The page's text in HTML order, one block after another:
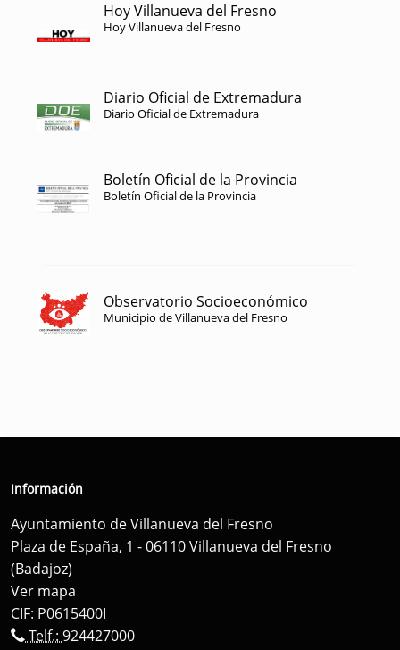
Hoy Villanueva del Fresno
Hoy Villanueva del Fresno
Diario Oficial de Extremadura
Diario Oficial de Extremadura
Boletín Oficial de la Provincia
Boletín Oficial de la Provincia
Observatorio Socioeconómico
Municipio de Villanueva del Fresno
Información
Ayuntamiento de Villanueva del Fresno
Plaza de España, 1 - 06110 Villanueva del Fresno
(Badajoz)
Ver mapa
CIF: P0615400I
Telf.: 924427000